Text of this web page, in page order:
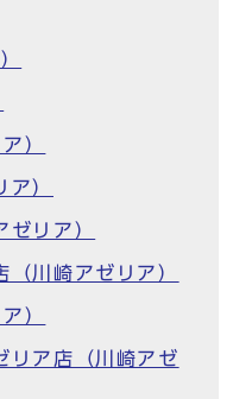
）
）
リア）
川崎アゼリア）
）
リア店（川崎アゼ